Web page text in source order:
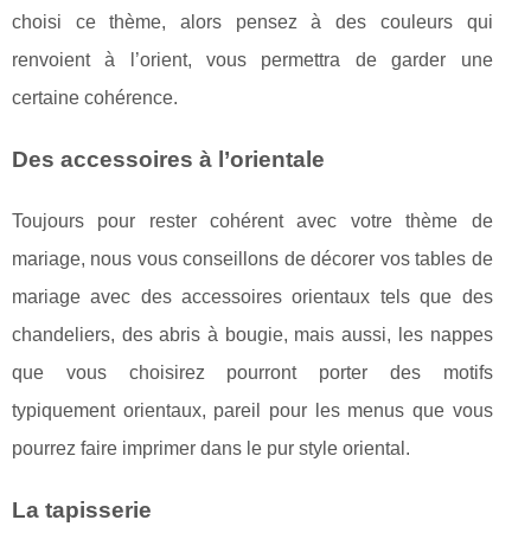
choisi ce thème, alors pensez à des couleurs qui
renvoient à l’orient, vous permettra de garder une
certaine cohérence.
Des accessoires à l’orientale
Toujours pour rester cohérent avec votre thème de
mariage, nous vous conseillons de décorer vos tables de
mariage avec des accessoires orientaux tels que des
chandeliers, des abris à bougie, mais aussi, les nappes
que vous choisirez pourront porter des motifs
typiquement orientaux, pareil pour les menus que vous
pourrez faire imprimer dans le pur style oriental.
La tapisserie